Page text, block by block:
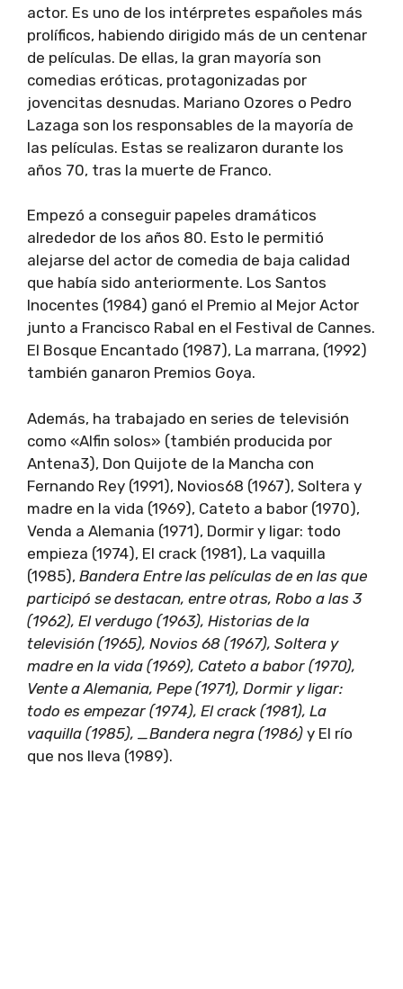
actor. Es uno de los intérpretes españoles más
prolíficos, habiendo dirigido más de un centenar
de películas. De ellas, la gran mayoría son
comedias eróticas, protagonizadas por
jovencitas desnudas. Mariano Ozores o Pedro
Lazaga son los responsables de la mayoría de
las películas. Estas se realizaron durante los
años 70, tras la muerte de Franco.
Empezó a conseguir papeles dramáticos
alrededor de los años 80. Esto le permitió
alejarse del actor de comedia de baja calidad
que había sido anteriormente. Los Santos
Inocentes (1984) ganó el Premio al Mejor Actor
junto a Francisco Rabal en el Festival de Cannes.
El Bosque Encantado (1987), La marrana, (1992)
también ganaron Premios Goya.
Además, ha trabajado en series de televisión
como «Alfin solos» (también producida por
Antena3), Don Quijote de la Mancha con
Fernando Rey (1991), Novios68 (1967), Soltera y
madre en la vida (1969), Cateto a babor (1970),
Venda a Alemania (1971), Dormir y ligar: todo
empieza (1974), El crack (1981), La vaquilla
(1985), Bandera Entre las películas de en las que
participó se destacan, entre otras, Robo a las 3
(1962), El verdugo (1963), Historias de la
televisión (1965), Novios 68 (1967), Soltera y
madre en la vida (1969), Cateto a babor (1970),
Vente a Alemania, Pepe (1971), Dormir y ligar:
todo es empezar (1974), El crack (1981), La
vaquilla (1985), _Bandera negra (1986) y El río
que nos lleva (1989).